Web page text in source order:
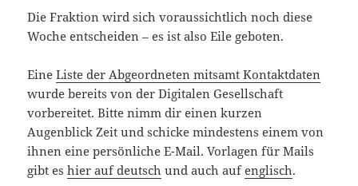
Die Fraktion wird sich voraussichtlich noch diese
Woche entscheiden – es ist also Eile geboten.
EineListe der Abgeordneten mitsamt Kontaktdaten
wurde bereits von der Digitalen Gesellschaft
vorbereitet. Bitte nimm dir einen kurzen
Augenblick Zeit und schicke mindestens einem von
ihnen eine persönliche E-Mail. Vorlagen für Mails
gibt eshier auf deutsch und auch aufenglisch.